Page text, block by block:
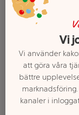
Vi
Vi använder
att göra våra
bättre
kanaler i